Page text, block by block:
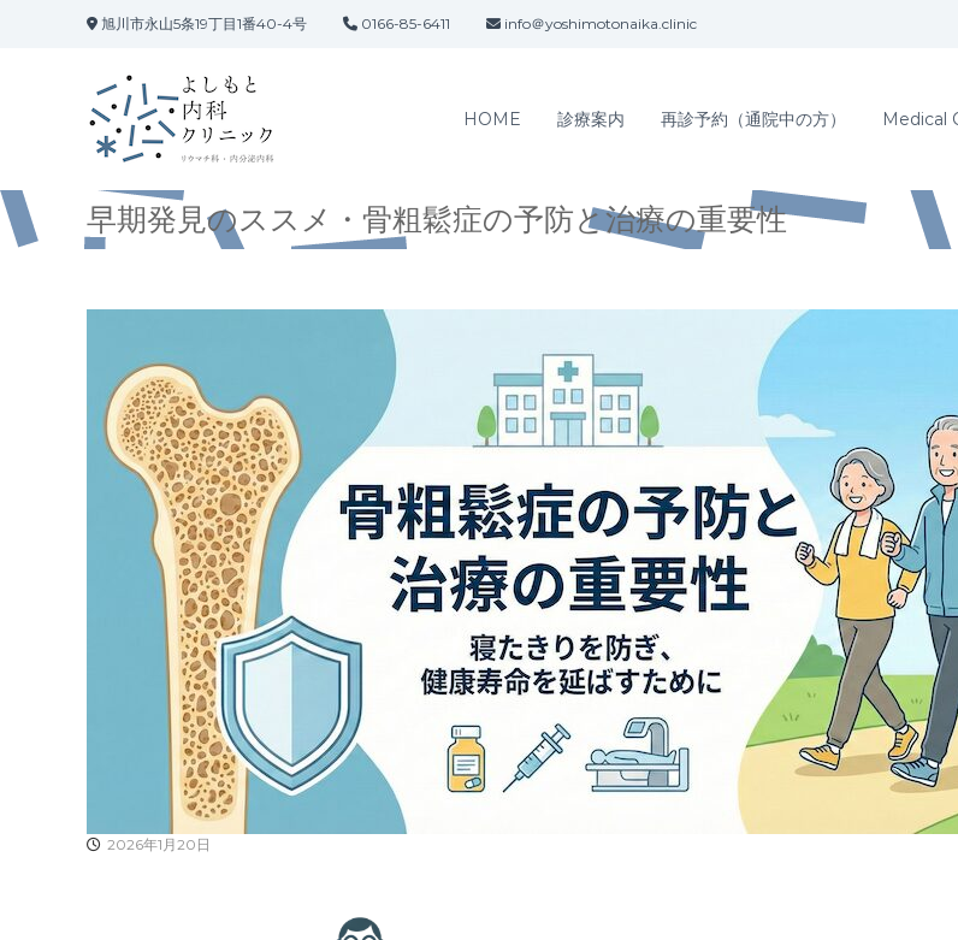
キ
ッ
プ
旭川市永山5条19丁目1番40-4号 0166-85-6411 info＠yoshimotonaika.clinic
HOME 診療案内 再診予約（通院中の方） Medical
早期発見のススメ・骨粗鬆症の予防と治療の重要性
2026年1月20日